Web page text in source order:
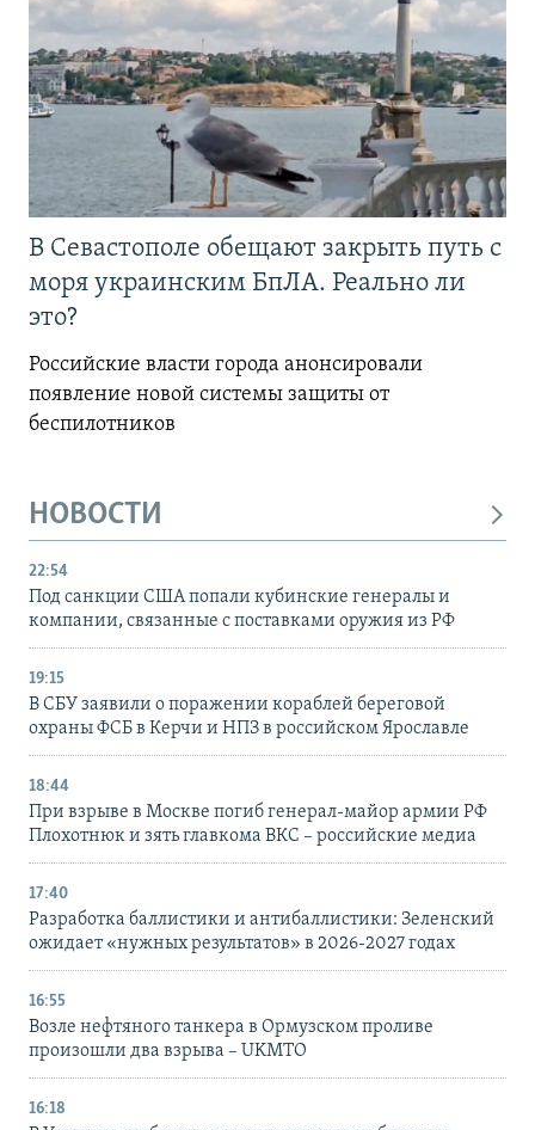
В Севастополе обещают закрыть путь с
моря украинским БпЛА. Реально ли
это?
Российские власти города анонсировали
появление новой системы защиты от
беспилотников
НОВОСТИ
22:54
Под санкции США попали кубинские генералы и
компании, связанные с поставками оружия из РФ
19:15
В СБУ заявили о поражении кораблей береговой
охраны ФСБ в Керчи и НПЗ в российском Ярославле
18:44
При взрыве в Москве погиб генерал-майор армии РФ
Плохотнюк и зять главкома ВКС – российские медиа
17:40
Разработка баллистики и антибаллистики: Зеленский
ожидает «нужных результатов» в 2026-2027 годах
16:55
Возле нефтяного танкера в Ормузском проливе
произошли два взрыва – UKMTO
16:18